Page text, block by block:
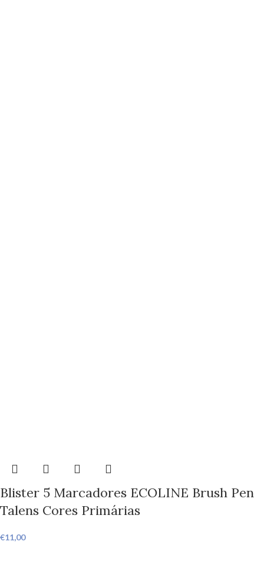
Blister 5 Marcadores ECOLINE Brush Pen
Talens Cores Primárias
€11,00